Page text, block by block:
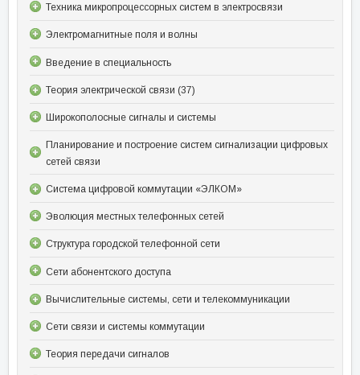
Техника микропроцессорных систем в электросвязи
Электромагнитные поля и волны
Введение в специальность
Теория электрической связи (37)
Широкополосные сигналы и системы
Планирование и построение систем сигнализации цифровых
сетей связи
Система цифровой коммутации «ЭЛКОМ»
Эволюция местных телефонных сетей
Структура городской телефонной сети
Сети абонентского доступа
Вычислительные системы, сети и телекоммуникации
Сети связи и системы коммутации
Теория передачи сигналов